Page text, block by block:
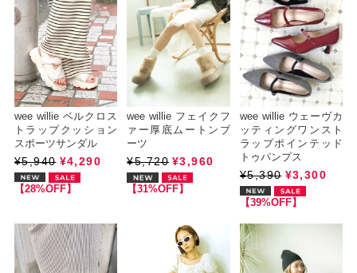
wee willie ベルクロス
トラップクッション
スポーツサンダル
¥5,940 ¥4,290
【28%OFF】
wee willie フェイクフ
ァー厚底ムートンブ
ーツ
¥5,720 ¥3,960
【31%OFF】
wee willie ウェーヴカ
ッティングワンスト
ラップポインテッド
トゥパンプス
¥5,390 ¥3,300
【39%OFF】